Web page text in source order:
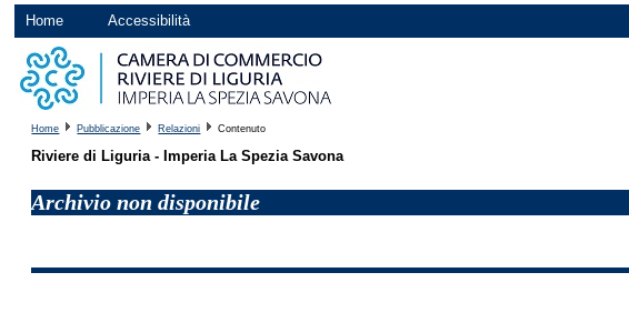
Home Accessibilità
Home Pubblicazione Relazioni Contenuto
Riviere di Liguria - Imperia La Spezia Savona
Archivio non disponibile